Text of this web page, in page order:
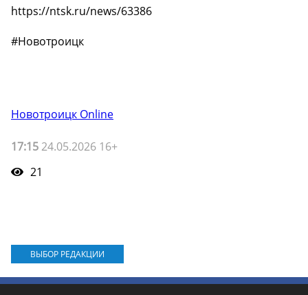
https://ntsk.ru/news/63386
#Новотроицк
Новотроицк Online
17:15 24.05.2026 16+
21
ВЫБОР РЕДАКЦИИ